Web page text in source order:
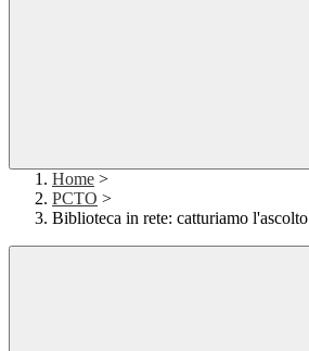
Home >
PCTO >
Biblioteca in rete: catturiamo l'ascolto